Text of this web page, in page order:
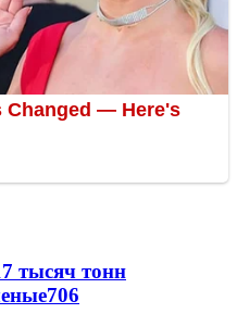
тысяч тонн
706